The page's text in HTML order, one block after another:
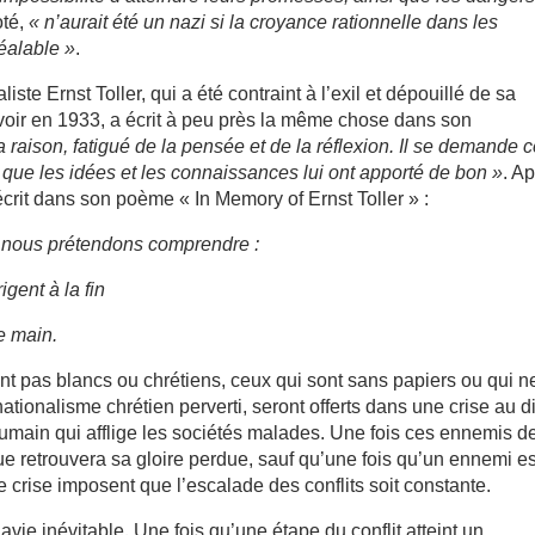
« n’aurait été un nazi si la croyance rationnelle dans les
».
Ernst Toller, qui a été contraint à l’exil et dépouillé de sa
en 1933, a écrit à peu près la même chose dans son
raison, fatigué de la pensée et de la réflexion. Il se demande
les idées et les connaissances lui ont apporté de bon ».
dans son poème « In Memory of Ernst Toller » :
prétendons comprendre :
à la fin
main.
pas blancs ou chrétiens, ceux qui sont sans papiers ou qui
chrétien perverti, seront offerts dans une crise au
qui afflige les sociétés malades. Une fois ces ennemis
retrouvera sa gloire perdue, sauf qu’une fois qu’un ennemi
imposent que l’escalade des conflits soit constante.